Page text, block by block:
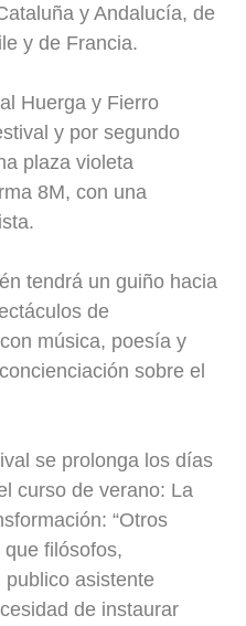
y Andalucía, de
y de Francia.
Huerga y Fierro
y por segundo
plaza violeta
8M, con una
tendrá un guiño hacia
de
música, poesía y
sobre el
se prolonga los días
curso de verano: La
“Otros
que filósofos,
publico asistente
de instaurar